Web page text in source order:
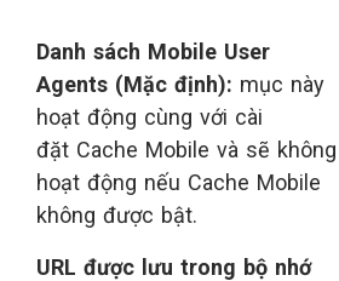
Danh sách Mobile User
Agents (Mặc định): mục này
hoạt động cùng với cài
đặt Cache Mobile và sẽ không
hoạt động nếu Cache Mobile
không được bật.
URL được lưu trong bộ nhớ